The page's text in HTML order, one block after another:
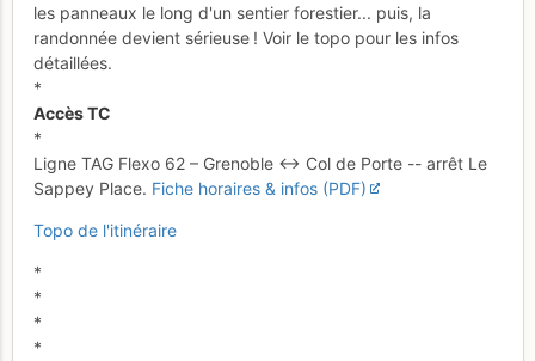
les panneaux le long d'un sentier forestier... puis, la
randonnée devient sérieuse ! Voir le topo pour les infos
détaillées.
*
Accès TC
*
Ligne TAG Flexo 62 – Grenoble ↔ Col de Porte -- arrêt Le
Sappey Place. Fiche horaires & infos (PDF)
Topo de l'itinéraire
*
*
*
*